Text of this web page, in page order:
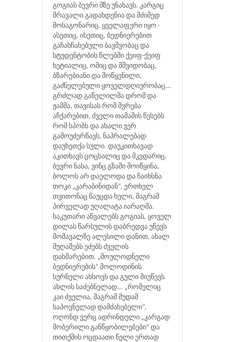
გოგიას ბევრი მზე უნახავს. კარგიც
მრავალი გადახდენია და მძიმედ
მოსაგონარიც. ყველაფერი იყო -
ასეთიც, ისეთიც, ბედნიერებით
გაჩახჩახებული ბავშვობაც და
სტუდენტობის წლებში ქეიფ-ქეიფ
ხეტიალიც, ომიც და მშვიდობაც,
ბზარებიანი და მოწყენილი,
გაძნელებული ყოველდღიურობაც...
გრძლად გაწელილმა დრომ და
ჟამმა, თავისას რომ შვრება
აჩქარებით, ძველი თამაშის წესებს
რომ სპობს და ახალი ვერ
გამოუძერწავს, ნაპრალებად
დაუხეთქა სული. დაუკითხავად
აკითხავს ცოცხალიც და მკვდარიც.
ბევრი ნახა, ვინც გზაში მოიწყინა,
ბოლოს არ დაელოდა და ჩაიხსნა
თოკი „კარაბინიდან“, ერთხელ
თვითონაც წაუცდა ხელი, მაგრამ
პირველად უღალატა იარაღმა.
საკუთარი აწვალებს გოგიას, ყოველ
დილას წარსულის დაბრედვა უწევს
მომავალზე ალესილი დანით, ახალ
მუღამებს ეძებს ძველის
დახმარებით. „მოულოდნელი
ბედნიერების“ მოლოდინის
სურნელი ახსოვს და გული მიუწევს
ახლის საძებნელად... „რომელიც
კაი ძველია, მაგრამ მუდამ
საპოვნელად დამძახებელი“,
ოღონდ ვერც ადრინდელი „კარგად
მობერილი განწყობილებები“ და
თითქმის ოცდაათი წელი ერთად